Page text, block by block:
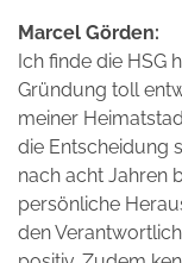
Marcel Görden:
Ich finde die HSG
Gründung toll
meiner
die Entscheidung
nach acht Jahren
persönliche
den